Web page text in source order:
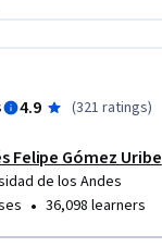
4.9 (321 ratings)
Felipe Gómez Uribe
de los Andes
• 36,098 learners